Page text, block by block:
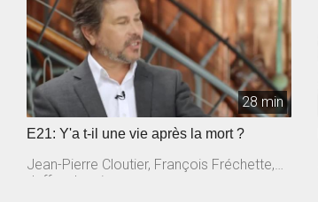
28 min
E21: Y'a t-il une vie après la mort ?
Jean-Pierre Cloutier, François Fréchette,
Jeffrey Laurin